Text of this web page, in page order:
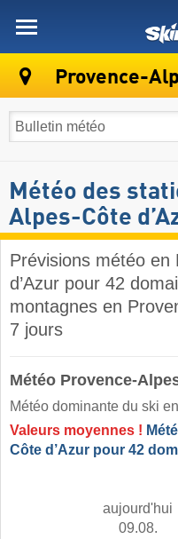
Provence-
Météo des
Alpes-Côte
Prévisions météo en
d’Azur pour 42
montagnes en
7 jours
Météo Provence-
Météo dominante du ski
Valeurs moyennes !
Côte d’Azur pour 42
aujourd'hui
09.08.